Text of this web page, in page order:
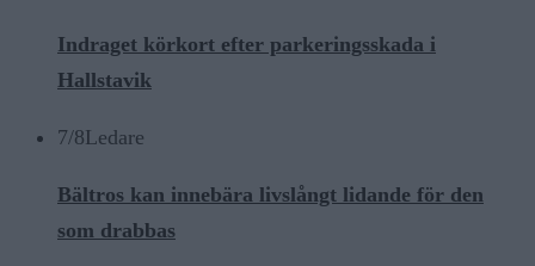
Indraget körkort efter parkeringsskada i
Hallstavik
7/8Ledare
Bältros kan innebära livslångt lidande för den
som drabbas